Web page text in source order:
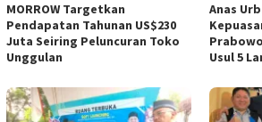
MORROW Targetkan
Pendapatan Tahunan US$230
Juta Seiring Peluncuran Toko
Unggulan
Anas
Usul 5